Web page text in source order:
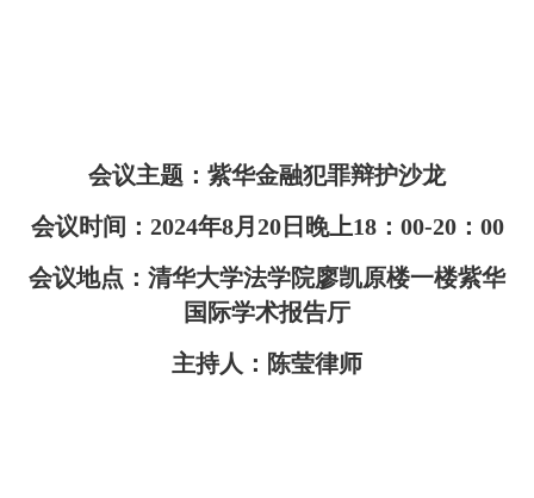
会议主题：紫华金融犯罪辩护沙龙
会议时间：2024年8月20日晚上18：00-20：00
会议地点：清华大学法学院廖凯原楼一楼紫华
国际学术报告厅
主持人：陈莹律师